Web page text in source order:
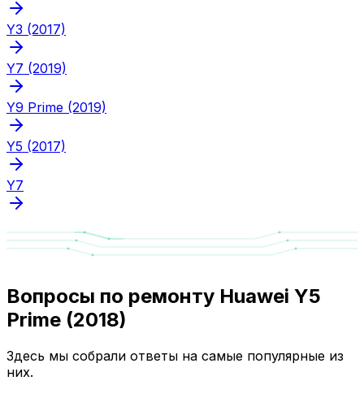
Y3 (2017)
Y7 (2019)
Y9 Prime (2019)
Y5 (2017)
Y7
Вопросы по ремонту Huawei Y5
Prime (2018)
Здесь мы собрали ответы на самые популярные из
них.